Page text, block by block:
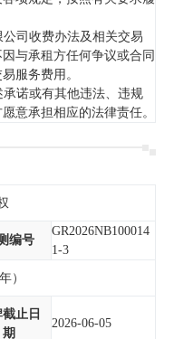
司收费办法及相关交易
与承租方任何争议或合同
服务费用。
诺或有其他违法、违规
意承担相应的法律责任。
编号
GR2026NB100014
1-3
）
止日
期
2026-06-05